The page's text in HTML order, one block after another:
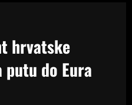
hrvatske
do Eura